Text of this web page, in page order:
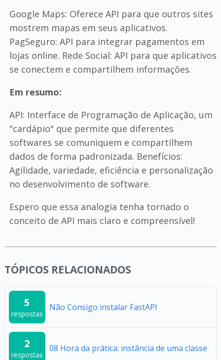
Google Maps: Oferece API para que outros sites
mostrem mapas em seus aplicativos.
PagSeguro: API para integrar pagamentos em
lojas online. Rede Social: API para que aplicativos
se conectem e compartilhem informações.
Em resumo:
API: Interface de Programação de Aplicação, um
"cardápio" que permite que diferentes
softwares se comuniquem e compartilhem
dados de forma padronizada. Benefícios:
Agilidade, variedade, eficiência e personalização
no desenvolvimento de software.
Espero que essa analogia tenha tornado o
conceito de API mais claro e compreensível!
TÓPICOS RELACIONADOS
5
respostas
Não Consigo instalar FastAPI
2
respostas
08 Hora da prática: instância de uma classe